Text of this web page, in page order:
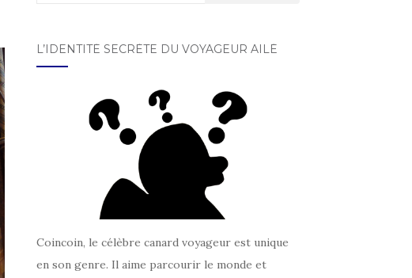
L’IDENTITÉ SECRÈTE DU VOYAGEUR AILÉ
Coincoin, le célèbre canard voyageur est unique
en son genre. Il aime parcourir le monde et